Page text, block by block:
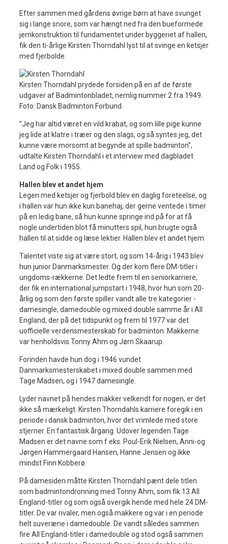
Efter sammen med gårdens øvrige børn at have svunget
sig i lange snore, som var hængt ned fra den bueformede
jernkonstruktion til fundamentet under byggeriet af hallen,
fik den ti-årlige Kirsten Thorndahl lyst til at svinge en ketsjer
med fjerbolde.
Kirsten Thorndahl prydede forsiden på en af de første
udgaver af Badmintonbladet, nemlig nummer 2 fra 1949.
Foto: Dansk Badminton Forbund.
”Jeg har altid været en vild krabat, og som lille pige kunne
jeg lide at klatre i træer og den slags, og så syntes jeg, det
kunne være morsomt at begynde at spille badminton”,
udtalte Kirsten Thorndahl i et interview med dagbladet
Land og Folk i 1955.
Hallen blev et andet hjem
Legen med ketsjer og fjerbold blev en daglig foreteelse, og
i hallen var hun ikke kun banehaj, der gerne ventede i timer
på en ledig bane, så hun kunne springe ind på for at få
nogle undertiden blot få minutters spil, hun brugte også
hallen til at sidde og læse lektier. Hallen blev et andet hjem.
Talentet viste sig at være stort, og som 14-årig i 1943 blev
hun junior Danmarksmester. Og der kom flere DM-titler i
ungdoms-rækkerne. Det ledte frem til en seniorkarriere,
der fik en international jumpstart i 1948, hvor hun som 20-
årlig og som den første spiller vandt alle tre kategorier -
damesingle, damedouble og mixed double samme år i All
England, der på det tidspunkt og frem til 1977 var det
uofficielle verdensmesterskab for badminton. Makkerne
var henholdsvis Tonny Ahm og Jørn Skaarup.
Forinden havde hun dog i 1946 vundet
Danmarksmesterskabet i mixed double sammen med
Tage Madsen, og i 1947 damesingle.
Lyder navnet på hendes makker velkendt for nogen, er det
ikke så mærkeligt. Kirsten Thorndahls karriere foregik i en
periode i dansk badminton, hvor det vrimlede med store
stjerner. En fantastisk årgang. Udover legenden Tage
Madsen er det navne som f.eks. Poul-Erik Nielsen, Anni-og
Jørgen Hammergaard Hansen, Hanne Jensen og ikke
mindst Finn Kobberø.
På damesiden måtte Kirsten Thorndahl pænt dele titlen
som badmintondronning med Tonny Ahm, som fik 13 All
England-titler og som også overgik hende med hele 24 DM-
titler. De var rivaler, men også makkere og var i en periode
helt suveræne i damedouble. De vandt således sammen
fire All England-titler i damedouble og stod også sammen